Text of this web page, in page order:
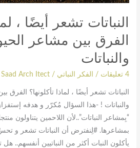
النباتات تشعر أيضًا ،
الفرق بين مشاعر
والنباتات
4 تعليقات / الفكر النباتي /
Saad Arch Itect
النباتات تشعر أيضًا ، لماذا تأكلونها؟ الفرق
والنباتات ! -هذا السؤال مُكرّر و هدفه
“بِمشاعر النباتات”..لأن اللاحمين يتناولون
بمشاعرها. #لِنفترض أن النباتات تشعر و
يأكلون النبات أكثر من النباتيين أنفسهم.. هل